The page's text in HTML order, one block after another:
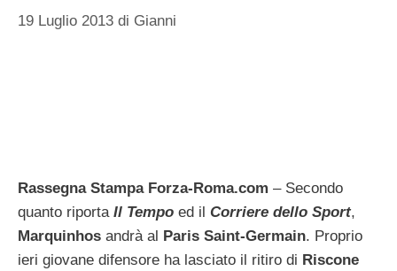
19 Luglio 2013 di Gianni
Rassegna Stampa Forza-Roma.com – Secondo
quanto riporta Il Tempo ed il Corriere dello Sport,
Marquinhos andrà al Paris Saint-Germain. Proprio
ieri giovane difensore ha lasciato il ritiro di Riscone